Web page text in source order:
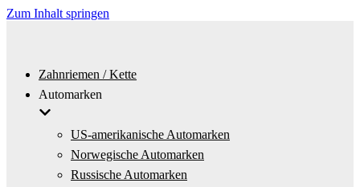
Zum Inhalt springen
Zahnriemen / Kette
Automarken
US-amerikanische Automarken
Norwegische Automarken
Russische Automarken